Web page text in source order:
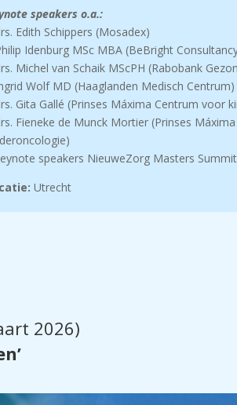
speakers o.a.:
Edith Schippers (Mosadex)
Idenburg MSc MBA (BeBright
Michel van Schaik MScPH (Rabobank
Wolf MD (Haaglanden Medisch Centrum)
Gita Gallé (Prinses Máxima Centrum voor
Fieneke de Munck Mortier (Prinses
speakers NieuweZorg Masters Summit
Utrecht
2026)